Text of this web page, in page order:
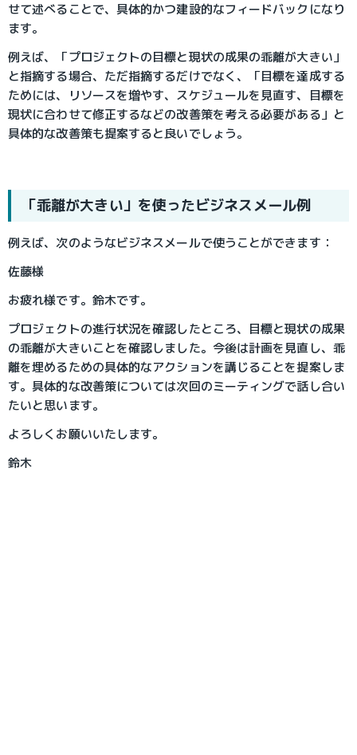
せて述べることで、具体的かつ建設的なフィードバックになり
ます。
例えば、「プロジェクトの目標と現状の成果の乖離が大きい」
と指摘する場合、ただ指摘するだけでなく、「目標を達成する
ためには、リソースを増やす、スケジュールを見直す、目標を
現状に合わせて修正するなどの改善策を考える必要がある」と
具体的な改善策も提案すると良いでしょう。
「乖離が大きい」を使ったビジネスメール例
例えば、次のようなビジネスメールで使うことができます：
佐藤様
お疲れ様です。鈴木です。
プロジェクトの進行状況を確認したところ、目標と現状の成果
の乖離が大きいことを確認しました。今後は計画を見直し、乖
離を埋めるための具体的なアクションを講じることを提案しま
す。具体的な改善策については次回のミーティングで話し合い
たいと思います。
よろしくお願いいたします。
鈴木